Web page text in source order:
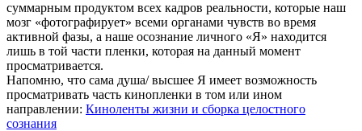
суммарным продуктом всех кадров реальности, которые наш
мозг «фотографирует» всеми органами чувств во время
активной фазы, а наше осознание личного «Я» находится
лишь в той части пленки, которая на данный момент
просматривается.
Напомню, что сама душа/ высшее Я имеет возможность
просматривать часть кинопленки в том или ином
направлении: Киноленты жизни и сборка целостного
сознания